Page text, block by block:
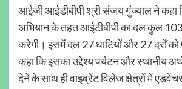
आईजी आईडीबीपी श्री संजय गुंज्याल ने कहा
अभियान के तहत आईटीबीपी का दल कुल
करेगी। इसमें दल 27 घाटियों और 27 दर्रों को
कहा कि इसका उद्देश्य पर्यटन और स्थानीय
देने के साथ ही वाइब्रेंट विलेज क्षेत्रों में